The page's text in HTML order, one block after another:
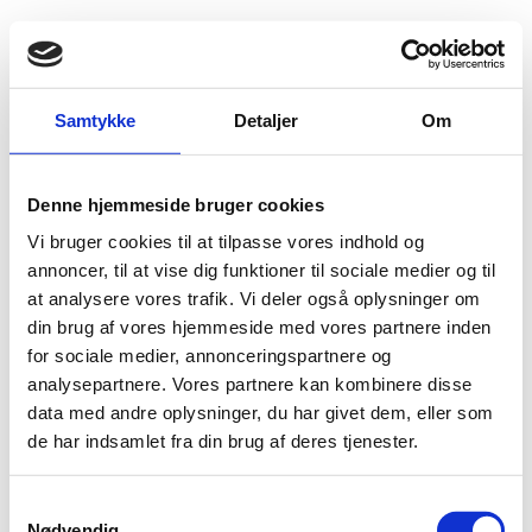
Samtykke Detaljer Om
Denne hjemmeside bruger cookies
Vi bruger cookies til at tilpasse vores indhold og
annoncer, til at vise dig funktioner til sociale medier og til
at analysere vores trafik. Vi deler også oplysninger om
din brug af vores hjemmeside med vores partnere inden
for sociale medier, annonceringspartnere og
analysepartnere. Vores partnere kan kombinere disse
data med andre oplysninger, du har givet dem, eller som
de har indsamlet fra din brug af deres tjenester.
Gå til forsiden Fold søgefelt ud
Menu
Flygtningenævnet Baggrundsmateriale Freedom on the Net
Freedom on the Net
02.11.2015 Bilag 188Freedom HouseAserbajdsjan (II)
Indeholder oplysninger om ytringsfrihed på internettet
Download
Adelgade 13